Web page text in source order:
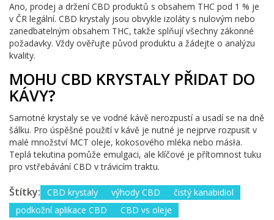
Ano, prodej a držení CBD produktů s obsahem THC pod 1 % je
v ČR legální. CBD krystaly jsou obvykle izoláty s nulovým nebo
zanedbatelným obsahem THC, takže splňují všechny zákonné
požadavky. Vždy ověřujte původ produktu a žádejte o analýzu
kvality.
MOHU CBD KRYSTALY PŘIDAT DO
KÁVY?
Samotné krystaly se ve vodné kávě nerozpustí a usadí se na dně
šálku. Pro úspěšné použití v kávě je nutné je nejprve rozpusit v
malé množství MCT oleje, kokosového mléka nebo másła.
Teplá tekutina pomůže emulgaci, ale klíčové je přítomnost tuku
pro vstřebávání CBD v trávicím traktu.
Štítky: CBD krystaly výhody CBD
čistý kanabidiol
podkožní aplikace CBD
CBD vs oleje